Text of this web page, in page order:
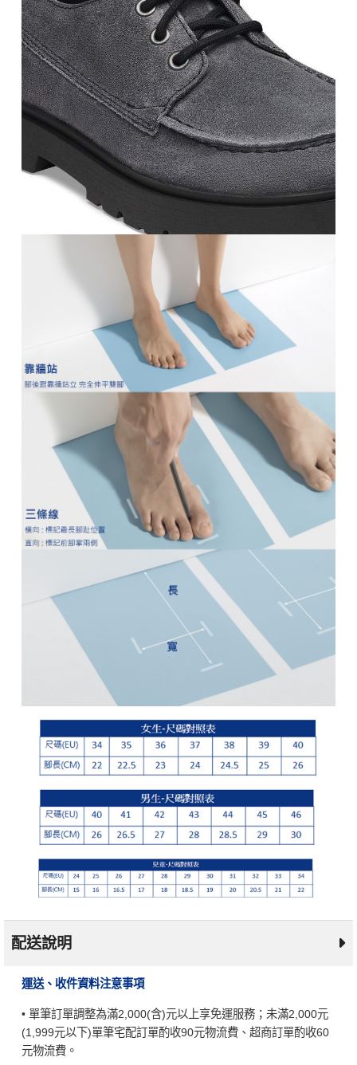
配送說明
運送、收件資料注意事項
• 單筆訂單調整為滿2,000(含)元以上享免運服務；未滿2,000元
(1,999元以下)單筆宅配訂單酌收90元物流費、超商訂單酌收60
元物流費。